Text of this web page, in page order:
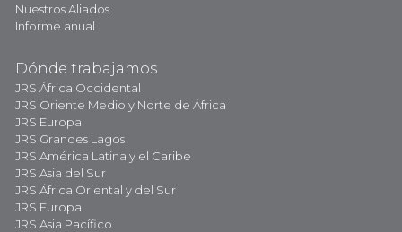
Nuestros Aliados
Informe anual
Dónde trabajamos
JRS África Occidental
JRS Oriente Medio y Norte de África
JRS Europa
JRS Grandes Lagos
JRS América Latina y el Caribe
JRS Asia del Sur
JRS África Oriental y del Sur
JRS Europa
JRS Asia Pacífico